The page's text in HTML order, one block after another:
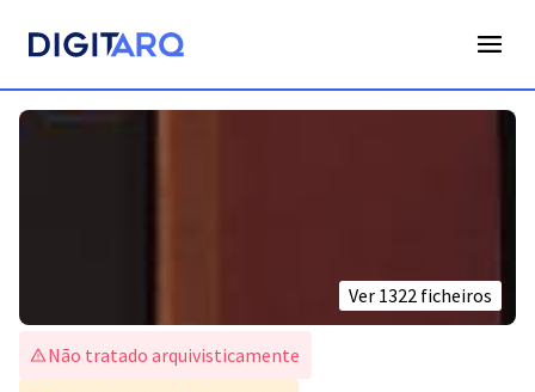
Não tratado arquivisticamente
Ver 1322 ficheiros